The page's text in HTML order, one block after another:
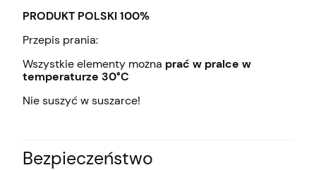
PRODUKT POLSKI 100%
Przepis prania:
Wszystkie elementy można prać w pralce w
temperaturze 30°C
Nie suszyć w suszarce!
Bezpieczeństwo